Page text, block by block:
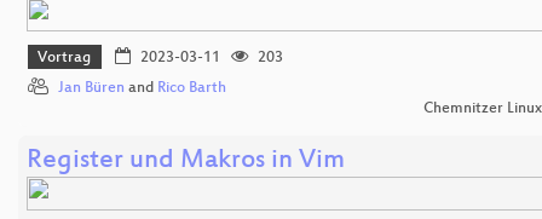
Vortrag 2023-03-11
203
Jan Büren and Rico Barth
Chemnitzer
Register und Makros in Vim